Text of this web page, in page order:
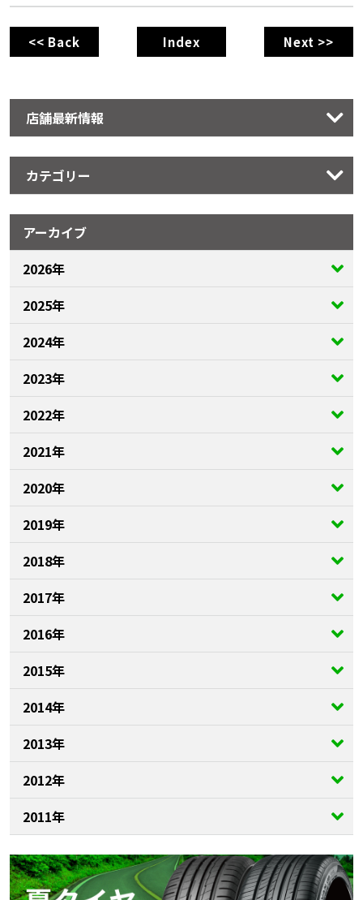
<< Back Index Next >>
店舗最新情報
カテゴリー
アーカイブ
2026年
2025年
2024年
2023年
2022年
2021年
2020年
2019年
2018年
2017年
2016年
2015年
2014年
2013年
2012年
2011年